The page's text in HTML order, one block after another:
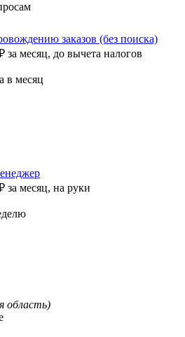
заказов (без поиска)
за месяц, до вычета налогов
в месяц
за месяц, на руки
область)